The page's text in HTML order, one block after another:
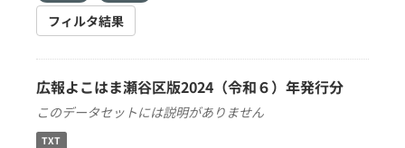
フィルタ結果
広報よこはま瀬谷区版2024（令和６）年発行分
このデータセットには説明がありません
TXT